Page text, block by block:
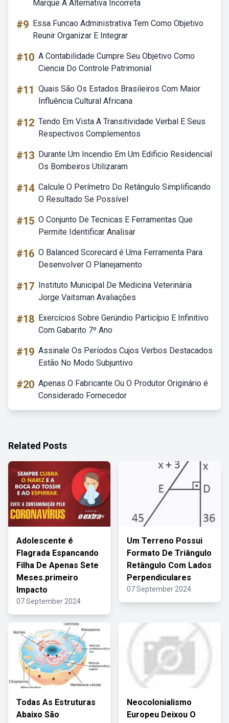
Marque A Alternativa Incorreta
#9 Essa Funcao Administrativa Tem Como Objetivo
Reunir Organizar E Integrar
#10 A Contabilidade Cumpre Seu Objetivo Como
Ciencia Do Controle Patrimonial
#11 Quais São Os Estados Brasileiros Com Maior
Influência Cultural Africana
#12 Tendo Em Vista A Transitividade Verbal E Seus
Respectivos Complementos
#13 Durante Um Incendio Em Um Edificio Residencial
Os Bombeiros Utilizaram
#14 Calcule O Perímetro Do Retângulo Simplificando
O Resultado Se Possível
#15 O Conjunto De Tecnicas E Ferramentas Que
Permite Identificar Analisar
#16 O Balanced Scorecard é Uma Ferramenta Para
Desenvolver O Planejamento
#17 Instituto Municipal De Medicina Veterinária
Jorge Vaitsman Avaliações
#18 Exercícios Sobre Gerúndio Particípio E Infinitivo
Com Gabarito 7º Ano
#19 Assinale Os Períodos Cujos Verbos Destacados
Estão No Modo Subjuntivo
#20 Apenas O Fabricante Ou O Produtor Originário é
Considerado Fornecedor
Related Posts
Adolescente é
Flagrada Espancando
Filha De Apenas Sete
Meses.primeiro
Impacto
07 September 2024
Um Terreno Possui
Formato De Triângulo
Retângulo Com Lados
Perpendiculares
07 September 2024
Todas As Estruturas
Abaixo São
Neocolonialismo
Europeu Deixou O